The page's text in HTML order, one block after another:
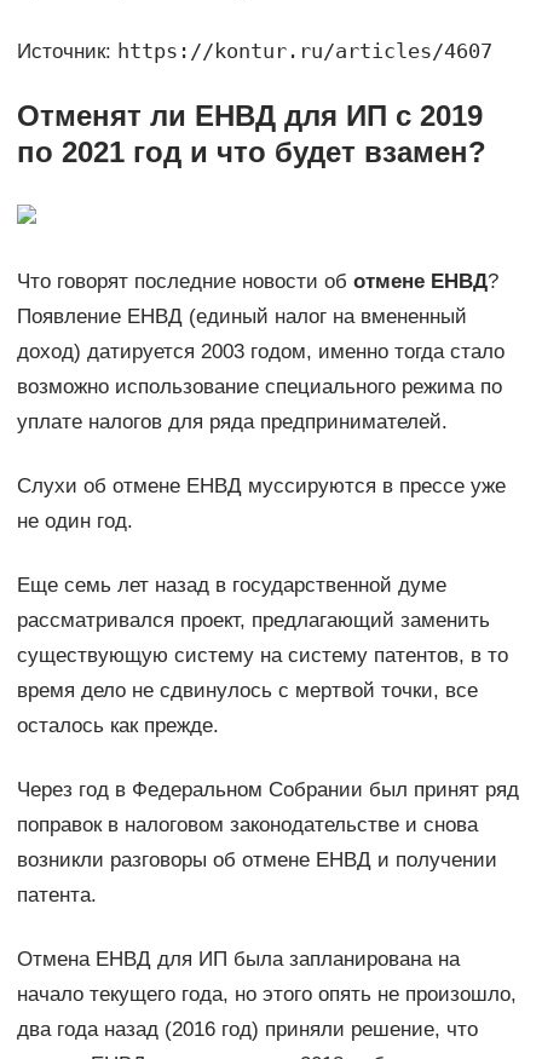
Источник: https://kontur.ru/articles/4607
Отменят ли ЕНВД для ИП с 2019
по 2021 год и что будет взамен?
Что говорят последние новости об отмене ЕНВД?
Появление ЕНВД (единый налог на вмененный
доход) датируется 2003 годом, именно тогда стало
возможно использование специального режима по
уплате налогов для ряда предпринимателей.
Слухи об отмене ЕНВД муссируются в прессе уже
не один год.
Еще семь лет назад в государственной думе
рассматривался проект, предлагающий заменить
существующую систему на систему патентов, в то
время дело не сдвинулось с мертвой точки, все
осталось как прежде.
Через год в Федеральном Собрании был принят ряд
поправок в налоговом законодательстве и снова
возникли разговоры об отмене ЕНВД и получении
патента.
Отмена ЕНВД для ИП была запланирована на
начало текущего года, но этого опять не произошло,
два года назад (2016 год) приняли решение, что